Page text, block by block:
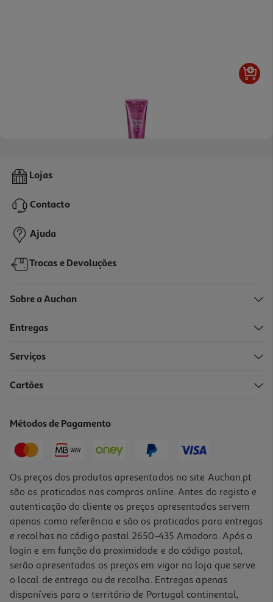
Hair Styling Cream Sence 150ml
2,49 €
Lojas
Contacto
Ajuda
Trocas e Devoluções
Sobre a Auchan
Entregas
Serviços
Cartões
Métodos de Pagamento
Os preços dos produtos apresentados no site Auchan.pt
são os praticados nas compras online. Antes do registo e
autenticação do cliente os preços apresentados servem
apenas como referência e são os praticados para entregas
e recolhas no código postal 2650-435 Amadora. Após o
login e em função da proximidade e do código postal,
serão apresentados os preços em vigor na loja que serve
o local de entrega ou de recolha. Entregas apenas
disponíveis para o território de Portugal continental,